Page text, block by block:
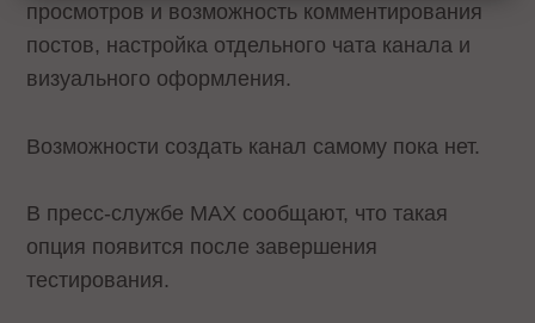
просмотров и возможность комментирования
постов, настройка отдельного чата канала и
визуального оформления.
Возможности создать канал самому пока нет.
В пресс-службе MAX сообщают, что такая
опция появится после завершения
тестирования.